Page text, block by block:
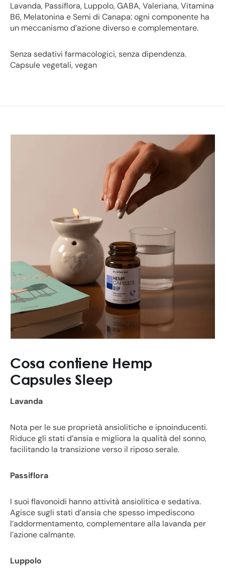
Lavanda, Passiflora, Luppolo, GABA, Valeriana, Vitamina
B6, Melatonina e Semi di Canapa: ogni componente ha
un meccanismo d’azione diverso e complementare.
Senza sedativi farmacologici, senza dipendenza.
Capsule vegetali, vegan
Cosa contiene Hemp
Capsules Sleep
Lavanda
Nota per le sue proprietà ansiolitiche e ipnoinducenti.
Riduce gli stati d’ansia e migliora la qualità del sonno,
facilitando la transizione verso il riposo serale.
Passiflora
I suoi flavonoidi hanno attività ansiolitica e sedativa.
Agisce sugli stati d’ansia che spesso impediscono
l’addormentamento, complementare alla lavanda per
l’azione calmante.
Luppolo